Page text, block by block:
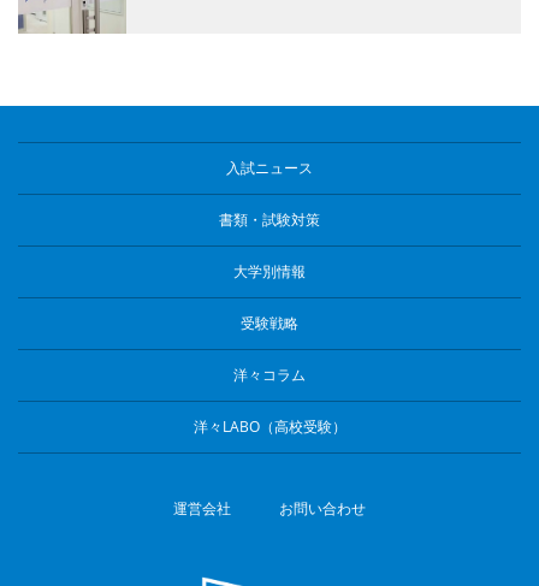
入試ニュース
書類・試験対策
大学別情報
受験戦略
洋々コラム
洋々LABO（高校受験）
運営会社 お問い合わせ